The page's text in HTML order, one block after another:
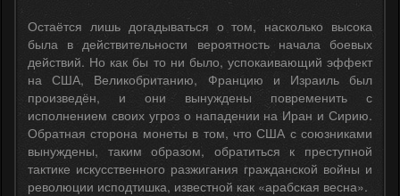
Остаётся лишь догадываться о том, насколько высока
была в действительности вероятность начала боевых
действий. Но как бы то ни было, успокаивающий эффект
на США, Великобританию, Францию и Израиль был
произведён, и они вынуждены повременить с
исполнением своих угроз о нападении на Иран и Сирию.
Обратная сторона монеты в том, что США с союзниками
вынуждены, таким образом, обратиться к преступной
тактике искусственного разжигания гражданской войны и
революции исподтишка, известной как «арабская весна».